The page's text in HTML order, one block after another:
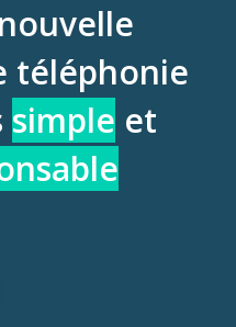
téléphonie
simple et